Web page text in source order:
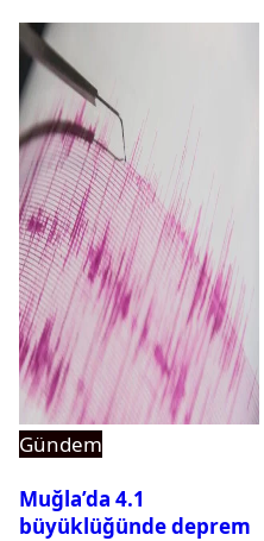
Gündem
Muğla’da 4.1
büyüklüğünde deprem